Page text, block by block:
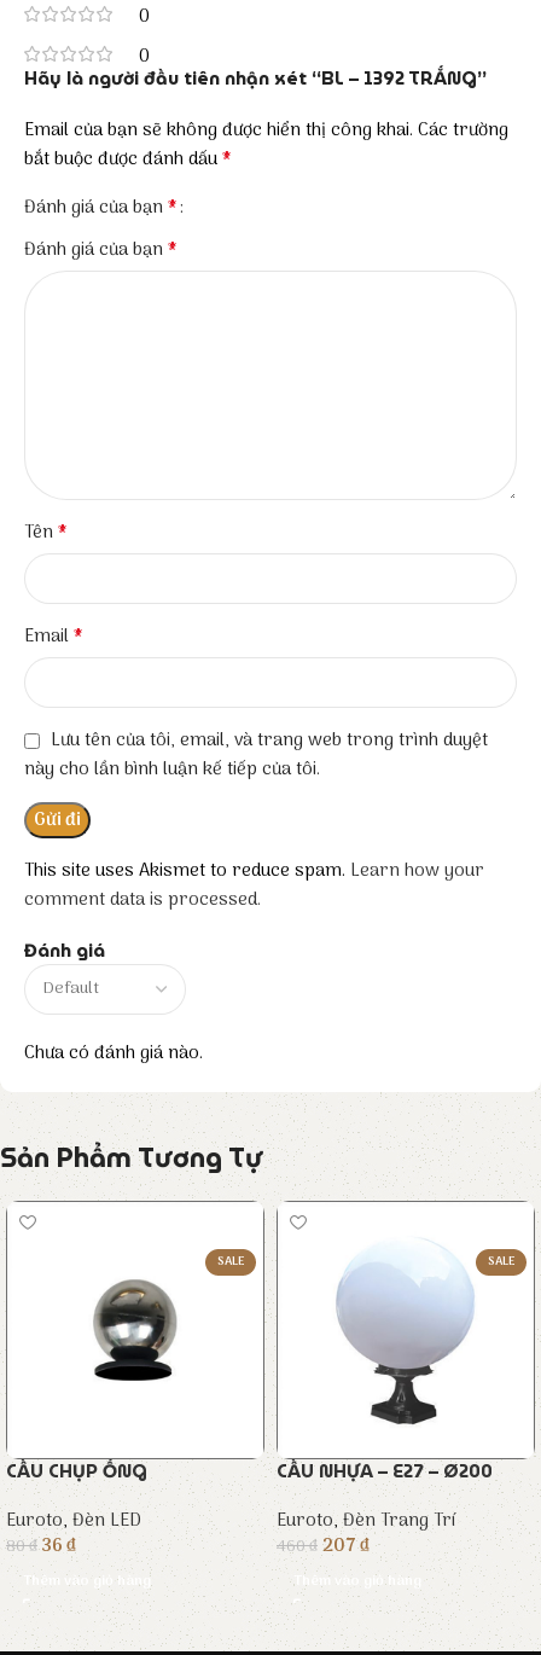
0
0
Đánh giá
Chưa có đánh giá nào.
Hãy là người đầu tiên nhận xét “BL – 1392 TRẮNG”
Email của bạn sẽ không được hiển thị công khai. Các trường
bắt buộc được đánh dấu*
Đánh giá của bạn*
Đánh giá của bạn*
Tên*
Email*
Lưu tên của tôi, email, và trang web trong trình duyệt
này cho lần bình luận kế tiếp của tôi.
This site uses Akismet to reduce spam. Learn how your
comment data is processed.
Sản Phẩm Tương Tự
SALE
CẦU CHỤP ỐNG
Euroto, Đèn LED
80₫36₫
Thêm vào giỏ hàng
SALE
CẦU NHỰA – E27 – Ø200
Euroto,Đèn Trang Trí
460₫207₫
Thêm vào giỏ hàng